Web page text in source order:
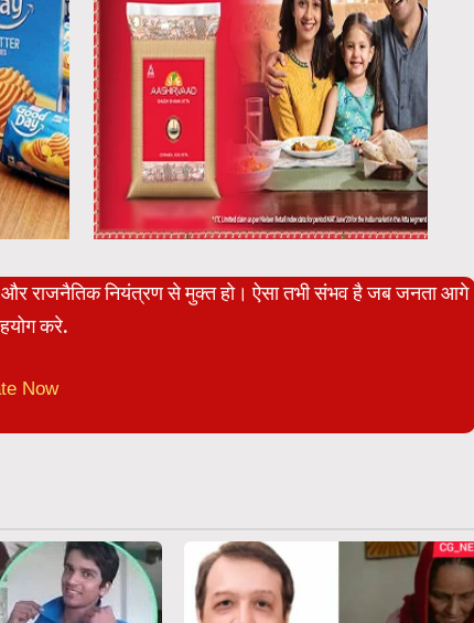
और राजनैतिक नियंत्रण से मुक्त हो। ऐसा तभी संभव है जब जनता आगे
करे.
Now